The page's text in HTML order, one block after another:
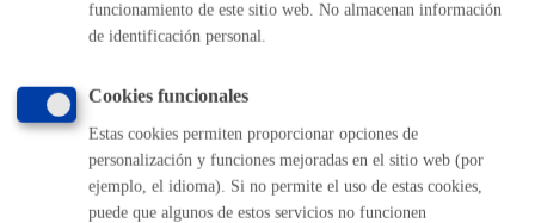
Volver al índice Volver atrás
Comunícate con el Ayuntamiento de Donostia / San
Sebastián
(gratuito desde Donostia / San Sebastián)
funcionamiento de este sitio web. No almacenan información
de identificación personal.
Cookies funcionales
Estas cookies permiten proporcionar opciones de
personalización y funciones mejoradas en el sitio web (por
ejemplo, el idioma). Si no permite el uso de estas cookies,
puede que algunos de estos servicios no funcionen